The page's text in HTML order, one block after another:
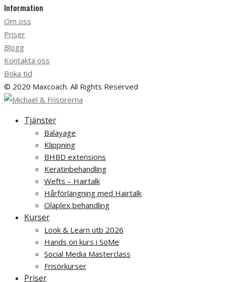
Information
Om oss
Priser
Blogg
Kontakta oss
Boka tid
© 2020 Maxcoach. All Rights Reserved
Tjänster
Balayage
Klippning
BHBD extensions
Keratinbehandling
Wefts – Hairtalk
Hårförlängning med Hairtalk
Olaplex behandling
Kurser
Look & Learn utb 2026
Hands on kurs i SoMe
Social Media Masterclass
Frisörkurser
Priser